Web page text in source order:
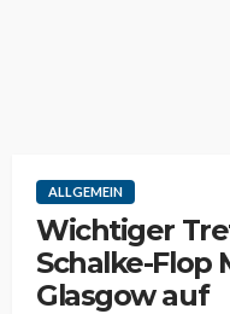
ALLGEMEIN
Wichtiger
Schalke-Flop
Glasgow auf